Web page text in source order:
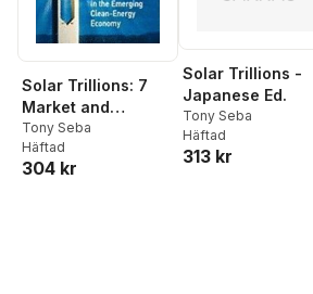
Solar Trillions: 7
Market and
Investment
Opportunities in
the Emerging
Tony Seba
Häftad
304 kr
Solar Trillions -
Japanese Ed.
Tony Seba
Häftad
313 kr